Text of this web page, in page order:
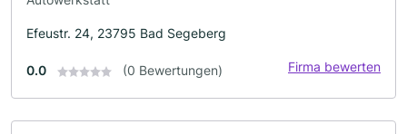
Efeustr. 24, 23795 Bad Segeberg
0.0 (0 Bewertungen) Firma bewerten